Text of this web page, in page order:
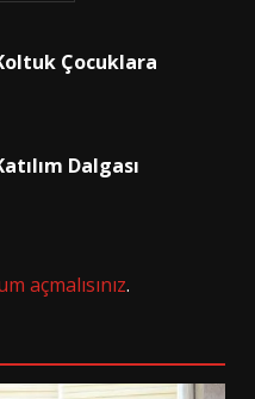
Çocuklara
Dalgası
açmalısınız.